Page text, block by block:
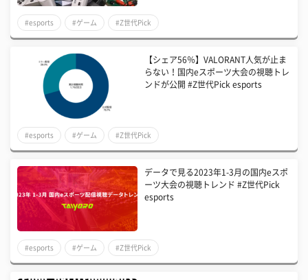
#esports #ゲーム #Z世代Pick
【シェア56％】VALORANT人気が止ま
らない！国内eスポーツ大会の視聴トレ
ンドが公開 #Z世代Pick esports
#esports #ゲーム #Z世代Pick
データで見る2023年1-3月の国内eスポ
ーツ大会の視聴トレンド #Z世代Pick
esports
#esports #ゲーム #Z世代Pick